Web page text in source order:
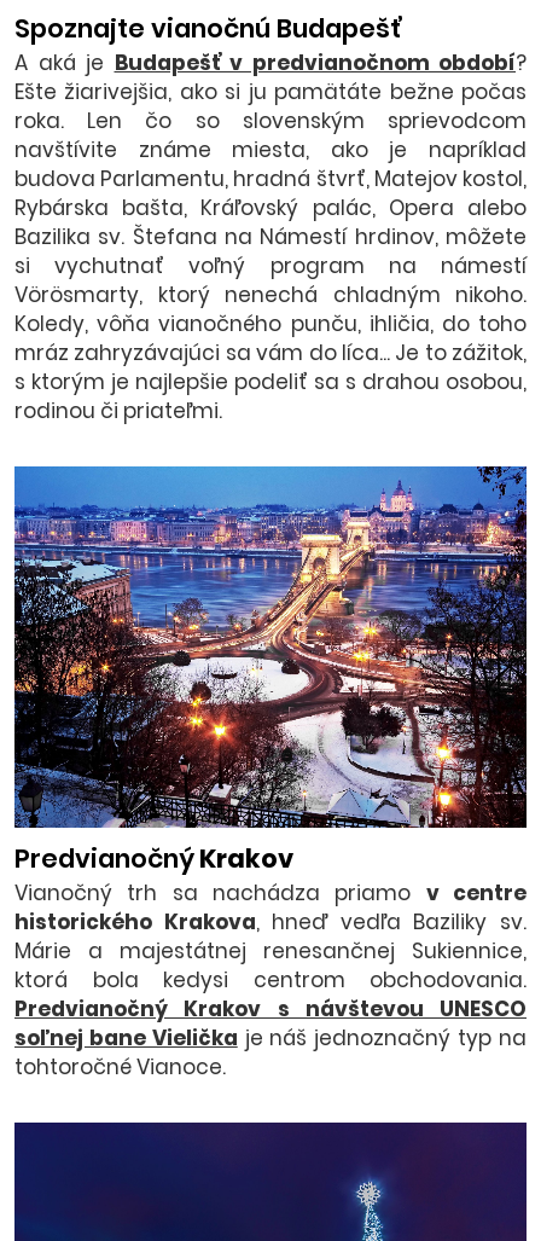
Spoznajte vianočnú Budapešť
A aká je Budapešť v predvianočnom období?
Ešte žiarivejšia, ako si ju pamätáte bežne počas
roka. Len čo so slovenským sprievodcom
navštívite známe miesta, ako je napríklad
budova Parlamentu, hradná štvrť, Matejov kostol,
Rybárska bašta, Kráľovský palác, Opera alebo
Bazilika sv. Štefana na Námestí hrdinov, môžete
si vychutnať voľný program na námestí
Vörösmarty, ktorý nenechá chladným nikoho.
Koledy, vôňa vianočného punču, ihličia, do toho
mráz zahryzávajúci sa vám do líca... Je to zážitok,
s ktorým je najlepšie podeliť sa s drahou osobou,
rodinou či priateľmi.
PredvianočnýKrakov
Vianočný trh sa nachádza priamo v centre
historického Krakova, hneď vedľa Baziliky sv.
Márie a majestátnej renesančnej Sukiennice,
ktorá bola kedysi centrom obchodovania.
Predvianočný Krakov s návštevou UNESCO
soľnej bane Vielička je náš jednoznačný typ na
tohtoročné Vianoce.